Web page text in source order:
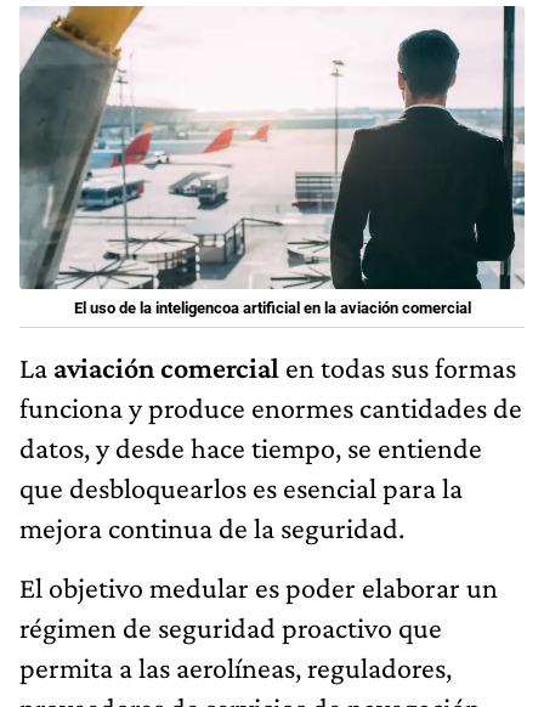
El uso de la inteligencoa artificial en la aviación comercial
La aviación comercial en todas sus formas
funciona y produce enormes cantidades de
datos, y desde hace tiempo, se entiende
que desbloquearlos es esencial para la
mejora continua de la seguridad.
El objetivo medular es poder elaborar un
régimen de seguridad proactivo que
permita a las aerolíneas, reguladores,